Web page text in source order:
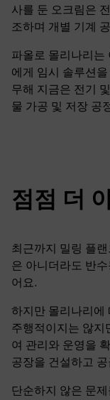
사를 둔 오크림은
조하며 개별 기계
파올로 몰리나리는
에게 임시 솔루션
무해 지금은 전기
물 가공 및 저장 공
점점 더
최근까지 밀링 플
은 아니더라도 반
어요.
하지만 몰리나리에
주행적이지는 않지
여 관리와 운영을
공장을 건설하고
단순하지 않은 문